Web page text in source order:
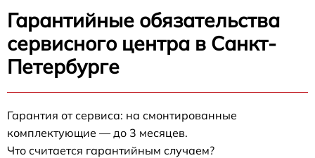
Гарантийные обязательства
сервисного центра в Санкт-
Петербурге
Гарантия от сервиса: на смонтированные
комплектующие — до 3 месяцев.
Что считается гарантийным случаем?